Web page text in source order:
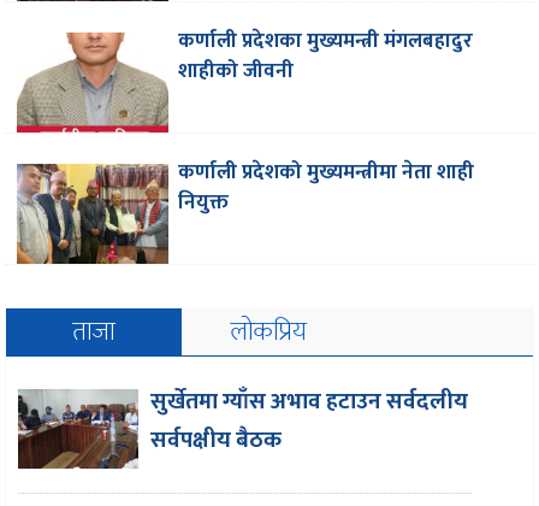
कर्णाली प्रदेशका मुख्यमन्त्री मंगलबहादुर
शाहीको जीवनी
कर्णाली प्रदेशको मुख्यमन्त्रीमा नेता शाही
नियुक्त
ताजा लोकप्रिय
सुर्खेतमा ग्याँस अभाव हटाउन सर्वदलीय
सर्वपक्षीय बैठक